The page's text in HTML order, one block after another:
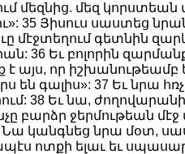
մեզնից. մեզ
35 Յիսուս սաստեց
մէջտեղում գետնին
36 Եւ բոլորին
է այս, որ
են գալիս»: 37 Եւ նրա
38 Եւ նա,
բարձր ջերմութեան
Նա կանգնեց նրա մօտ,
ոտքի ելաւ եւ